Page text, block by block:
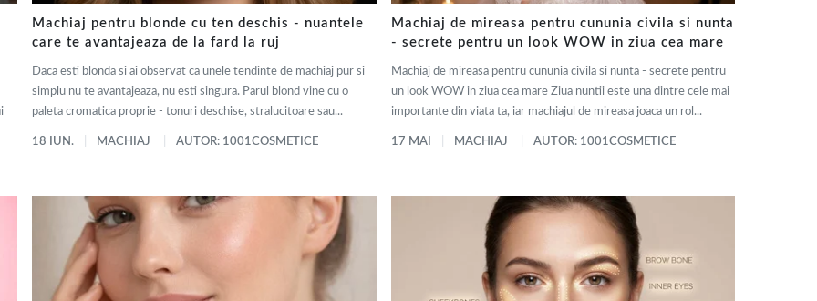
Machiaj pentru blonde cu ten deschis - nuantele
care te avantajeaza de la fard la ruj
Daca esti blonda si ai observat ca unele tendinte de machiaj pur si
simplu nu te avantajeaza, nu esti singura. Parul blond vine cu o
paleta cromatica proprie - tonuri deschise, stralucitoare sau...
18 IUN. MACHIAJ AUTOR: 1001COSMETICE
Machiaj de mireasa pentru cununia civila si nunta
- secrete pentru un look WOW in ziua cea mare
Machiaj de mireasa pentru cununia civila si nunta - secrete pentru
un look WOW in ziua cea mare Ziua nuntii este una dintre cele mai
importante din viata ta, iar machiajul de mireasa joaca un rol...
17 MAI MACHIAJ AUTOR: 1001COSMETICE